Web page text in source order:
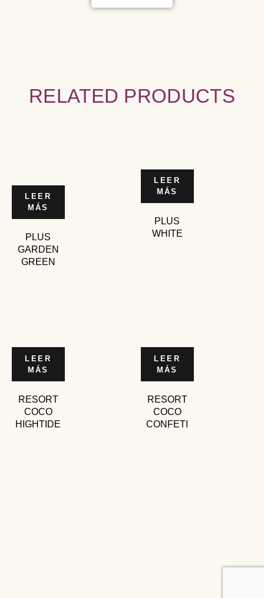
RELATED PRODUCTS
LEER
MÁS
PLUS
GARDEN
GREEN
LEER
MÁS
PLUS
WHITE
LEER
MÁS
RESORT
COCO
HIGHTIDE
LEER
MÁS
RESORT
COCO
CONFETI